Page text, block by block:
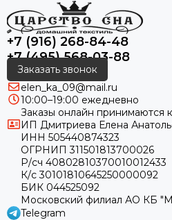
+7 (916) 268-84-48
+7 (495) 568-03-88
Заказать звонок
elen_ka_09@mail.ru
10:00–19:00 ежедневно
Заказы онлайн принимаются
ИП Дмитриева Елена
ИНН 505440874323
ОГРНИП 311501813700026
Р/сч 40802810370010012433
К/с 30101810645250000092
БИК 044525092
Московский филиал АО КБ
Telegram